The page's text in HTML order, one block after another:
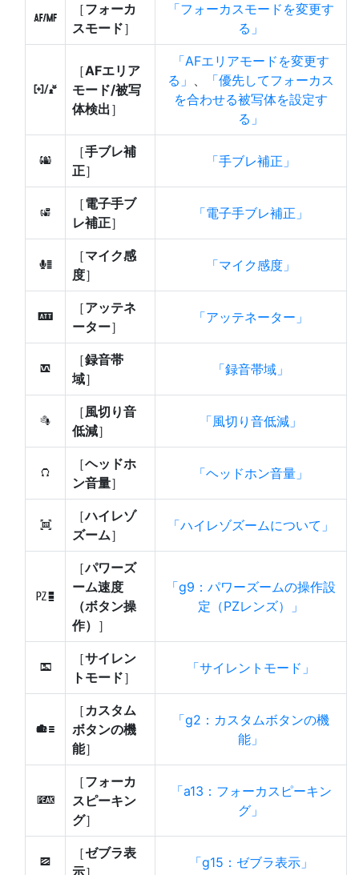
s
［フォーカ
スモード］
フォーカスモードを変更す
る
7
［AFエリア
モード/被写
体検出］
AFエリアモードを変更す
る
、
優先してフォーカス
を合わせる被写体を設定す
る
u
［手ブレ補
正］
手ブレ補正
4
［電子手ブ
レ補正］
電子手ブレ補正
H
［マイク感
度］
マイク感度
5
［アッテネ
ーター］
アッテネーター
6
［録音帯
域］
録音帯域
7
［風切り音
低減］
風切り音低減
8
［ヘッドホ
ン音量］
ヘッドホン音量
H
［ハイレゾ
ズーム］
ハイレゾズームについて
v
［パワーズ
ーム速度
（ボタン操
作） ］
g9：パワーズームの操作設
定（PZレンズ）
L
［サイレン
トモード］
サイレントモード
w
［カスタム
ボタンの機
能］
g2：カスタムボタンの機
能
W
［フォーカ
スピーキン
グ］
a13：フォーカスピーキン
グ
9
［ゼブラ表
示］
g15：ゼブラ表示